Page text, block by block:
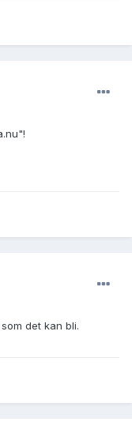
det kan bli.